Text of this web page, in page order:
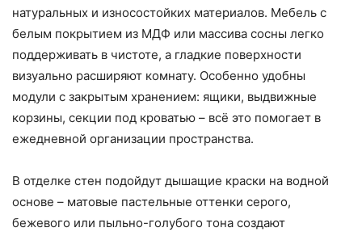
натуральных и износостойких материалов. Мебель с
белым покрытием из МДФ или массива сосны легко
поддерживать в чистоте, а гладкие поверхности
визуально расширяют комнату. Особенно удобны
модули с закрытым хранением: ящики, выдвижные
корзины, секции под кроватью – всё это помогает в
ежедневной организации пространства.
В отделке стен подойдут дышащие краски на водной
основе – матовые пастельные оттенки серого,
бежевого или пыльно-голубого тона создают